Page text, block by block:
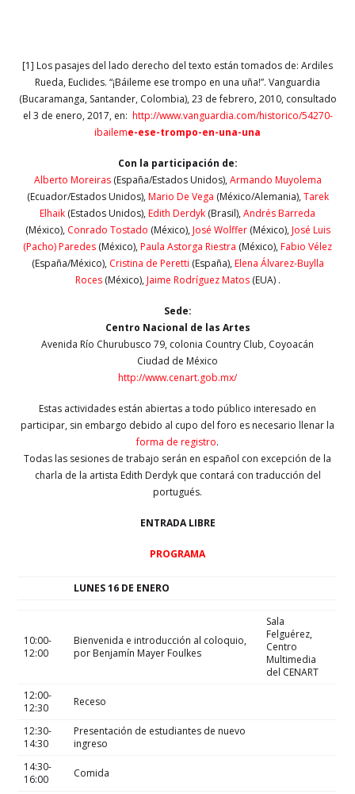
[1] Los pasajes del lado derecho del texto están tomados de: Ardiles
Rueda, Euclides. “¡Báileme ese trompo en una uña!”. Vanguardia
(Bucaramanga, Santander, Colombia), 23 de febrero, 2010, consultado
el 3 de enero, 2017, en: http://www.vanguardia.com/historico/54270-
ibaileme-ese-trompo-en-una-una
Con la participación de:
Alberto Moreiras(España/Estados Unidos),Armando Muyolema
(Ecuador/Estados Unidos),Mario De Vega (México/Alemania),Tarek
Elhaik (Estados Unidos),Edith Derdyk (Brasil),Andrés Barreda
(México), Conrado Tostado (México),José Wolffer (México),José Luis
(Pacho) Paredes (México),Paula Astorga Riestra (México),Fabio Vélez
(España/México), Cristina de Peretti (España),Elena Álvarez-Buylla
Roces(México),Jaime Rodríguez Matos(EUA) .
Sede:
Centro Nacional de las Artes
Avenida Río Churubusco 79, colonia Country Club, Coyoacán
Ciudad de México
http://www.cenart.gob.mx/
Estas actividades están abiertas a todo público interesado en
participar, sin embargo debido al cupo del foro es necesario llenar la
forma de registro.
Todas las sesiones de trabajo serán en español con excepción de la
charla de la artista Edith Derdyk que contará con traducción del
portugués.
ENTRADA LIBRE
PROGRAMA
LUNES 16 DE ENERO
10:00-
12:00
Bienvenida e introducción al coloquio,
por Benjamín Mayer Foulkes
Sala
Felguérez,
Centro
Multimedia
del CENART
12:00-
12:30
Receso
12:30-
14:30
Presentación de estudiantes de nuevo
ingreso
14:30-
16:00
Comida